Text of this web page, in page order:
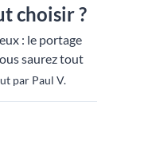
choisir ?
: le portage
saurez tout
par Paul V.